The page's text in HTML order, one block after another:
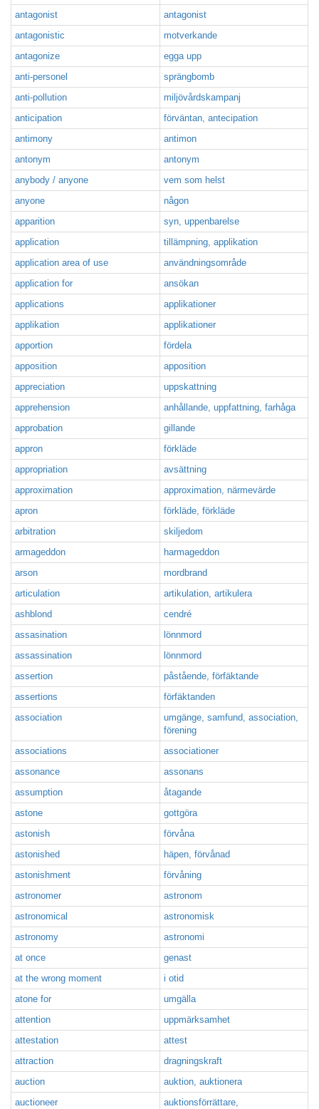
antagonist
antagonist
antagonistic
motverkande
antagonize
egga upp
anti-personel
sprängbomb
anti-pollution
miljövårdskampanj
anticipation
förväntan, antecipation
antimony
antimon
antonym
antonym
anybody / anyone
vem som helst
anyone
någon
apparition
syn, uppenbarelse
application
tillämpning, applikation
application area of use
användningsområde
application for
ansökan
applications
applikationer
applikation
applikationer
apportion
fördela
apposition
apposition
appreciation
uppskattning
apprehension
anhållande, uppfattning, farhåga
approbation
gillande
appron
förkläde
appropriation
avsättning
approximation
approximation, närmevärde
apron
förkläde, förkläde
arbitration
skiljedom
armageddon
harmageddon
arson
mordbrand
articulation
artikulation, artikulera
ashblond
cendré
assasination
lönnmord
assassination
lönnmord
assertion
påstående, förfäktande
assertions
förfäktanden
association
umgänge, samfund, association,
förening
associations
associationer
assonance
assonans
assumption
åtagande
astone
gottgöra
astonish
förvåna
astonished
häpen, förvånad
astonishment
förvåning
astronomer
astronom
astronomical
astronomisk
astronomy
astronomi
at once
genast
at the wrong moment
i otid
atone for
umgälla
attention
uppmärksamhet
attestation
attest
attraction
dragningskraft
auction
auktion, auktionera
auctioneer
auktionsförrättare,